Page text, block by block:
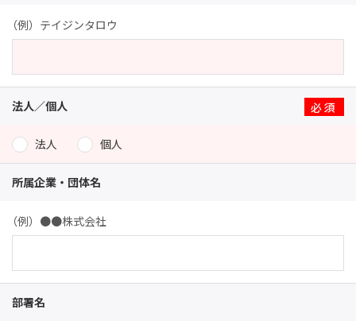
（例）テイジンタロウ
法人／個人
法人
個人
所属企業・団体名
（例）●●株式会社
部署名